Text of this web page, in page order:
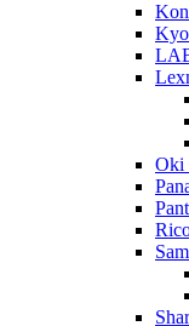
Oki